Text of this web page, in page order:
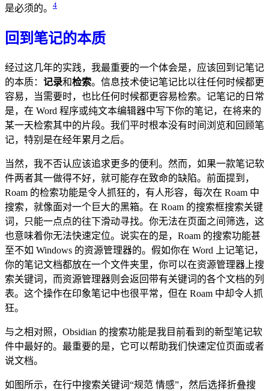
是必须的。 4
回到笔记的本质
经过这几年的实践，我最重要的一个体会是，应该回到记笔记
的本质： 记录和检索。信息技术使记笔记比以往任何时候都更
容易，当需要时，也比任何时候都更容易检索。记笔记的日常
是，在 Word 程序或纯文本编辑器中写下你的笔记，在将来的
某一天检索其中的片段。我们平时根本没有时间浏览和回顾笔
记，特别是在经年累月之后。
当然，我不否认应该追求更多的便利。然而，如果一款笔记软
件两者其一做得不好，就可能存在致命的缺陷。前面提到，
Roam 的检索功能是令人抓狂的，有人形容，每次在 Roam 中
搜索，就像面对一个巨大的黑箱。在 Roam 的搜索框搜索关键
词，只能一点点的往下滑动寻找。你无法在页面之间筛选，这
也意味着你无法快速定位。说实在的是，Roam 的搜索功能甚
至不如 Windows 的资源管理器的。假如你在 Word 上记笔记，
你的笔记文档都放在一个文件夹里，你可以在资源管理器上搜
索关键词，而资源管理器则会返回带有关键词的各个文档的列
表。这个操作在印象笔记中也很平常，但在 Roam 中却令人抓
狂。
与之相对照，Obsidian 的搜索功能是我目前看到的新型笔记软
件中最好的。最重要的是，它可以帮助我们快速定位页面或者
说文档。
如图所示，在行中搜索关键词“规范 情感”，然后选择折叠搜